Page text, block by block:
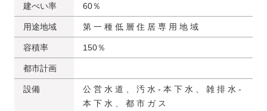
建ぺい率 60％
用途地域 第 ⼀ 種 低 層 住 居 専 ⽤ 地 域
容積率 150％
都市計画
設備
公 営 ⽔ 道 、 汚 ⽔ ‐ 本 下 ⽔ 、 雑 排 ⽔ -
本 下 ⽔ 、 都 市 ガ ス